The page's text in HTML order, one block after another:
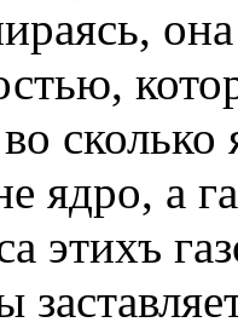
ядро, а
этихъ